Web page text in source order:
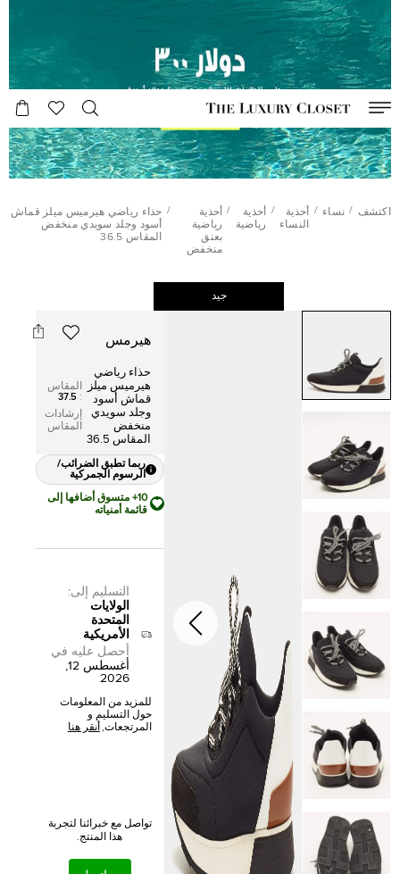
اكتشف / نساء /
أحذية
النساء
/
أحذية
رياضية
/
أحذية
رياضية
بعنق
منخفض
/ حذاء رياضي هيرميس ميلز قماش
أسود وجلد سويدي منخفض
المقاس 36.5
جيد
هيرمس
حذاء رياضي
هيرميس ميلز
قماش أسود
وجلد سويدي
منخفض
المقاس 36.5
المقاس
:
37.5
إرشادات
المقاس
ربما تطبق الضرائب/
الرسوم الجمركية
10+ متسوق أضافها إلى
قائمة أمنياته
التسليم إلى:
الولايات
المتحدة
الأمريكية
أحصل عليه في
أغسطس 12,
2026
للمزيد من المعلومات
حول التسليم و
المرتجعات, أنقر هنا
تواصل مع خبرائنا لتجربة
هذا المنتج.